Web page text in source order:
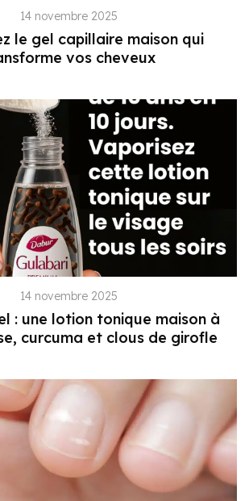
14 novembre 2025
le gel capillaire maison qui
vos cheveux
14 novembre 2025
: une lotion tonique maison à
curcuma et clous de girofle